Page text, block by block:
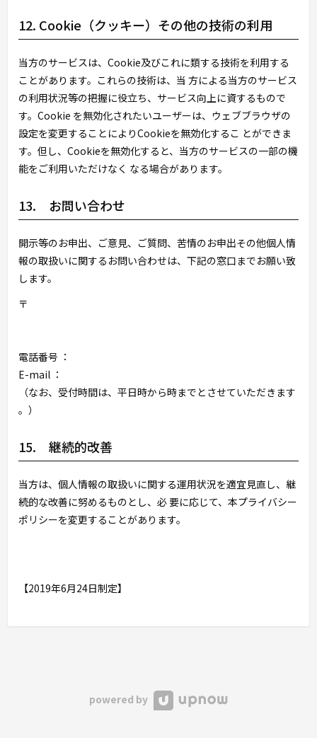
12. Cookie（クッキー）その他の技術の利用
当方のサービスは、Cookie及びこれに類する技術を利用する
ことがあります。これらの技術は、当 方による当方のサービス
の利用状況等の把握に役立ち、サービス向上に資するもので
す。Cookie を無効化されたいユーザーは、ウェブブラウザの
設定を変更することによりCookieを無効化するこ とができま
す。但し、Cookieを無効化すると、当方のサービスの一部の機
能をご利用いただけなく なる場合があります。
13. お問い合わせ
開示等のお申出、ご意見、ご質問、苦情のお申出その他個人情
報の取扱いに関するお問い合わせは、下記の窓口までお願い致
します。
〒
電話番号 ：
E-mail ：
（なお、受付時間は、平日時から時までとさせていただきます
。）
15. 継続的改善
当方は、個人情報の取扱いに関する運用状況を適宜見直し、継
続的な改善に努めるものとし、必 要に応じて、本プライバシー
ポリシーを変更することがあります。
【2019年6月24日制定】
powered by